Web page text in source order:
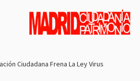
Ciudadana Frena La Ley Virus